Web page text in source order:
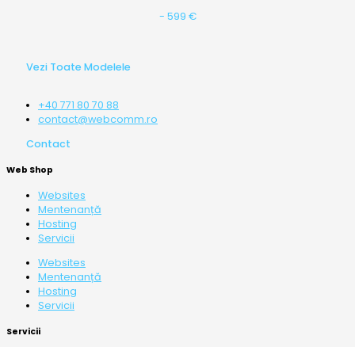
- 599 €
Vezi Toate Modelele
+40 771 80 70 88
contact@webcomm.ro
Contact
Web Shop
Websites
Mentenanță
Hosting
Servicii
Websites
Mentenanță
Hosting
Servicii
Servicii